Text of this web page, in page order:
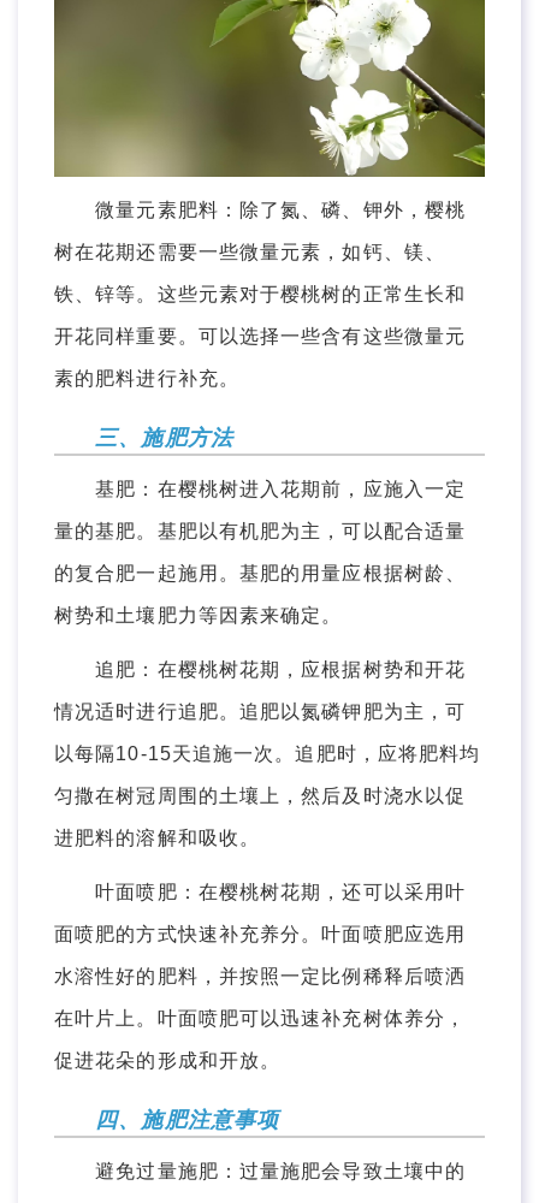
微量元素肥料：除了氮、磷、钾外，樱桃
树在花期还需要一些微量元素，如钙、镁、
铁、锌等。这些元素对于樱桃树的正常生长和
开花同样重要。可以选择一些含有这些微量元
素的肥料进行补充。
三、施肥方法
基肥：在樱桃树进入花期前，应施入一定
量的基肥。基肥以有机肥为主，可以配合适量
的复合肥一起施用。基肥的用量应根据树龄、
树势和土壤肥力等因素来确定。
追肥：在樱桃树花期，应根据树势和开花
情况适时进行追肥。追肥以氮磷钾肥为主，可
以每隔10-15天追施一次。追肥时，应将肥料均
匀撒在树冠周围的土壤上，然后及时浇水以促
进肥料的溶解和吸收。
叶面喷肥：在樱桃树花期，还可以采用叶
面喷肥的方式快速补充养分。叶面喷肥应选用
水溶性好的肥料，并按照一定比例稀释后喷洒
在叶片上。叶面喷肥可以迅速补充树体养分，
促进花朵的形成和开放。
四、施肥注意事项
避免过量施肥：过量施肥会导致土壤中的